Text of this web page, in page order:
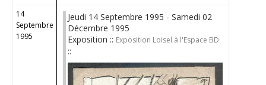
14
Septembre
1995
Jeudi 14 Septembre 1995 - Samedi 02
Décembre 1995
Exposition :: Exposition Loisel à l'Espace BD
::